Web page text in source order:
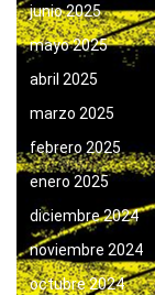
junio 2025
mayo 2025
abril 2025
marzo 2025
febrero 2025
enero 2025
diciembre 2024
noviembre 2024
octubre 2024